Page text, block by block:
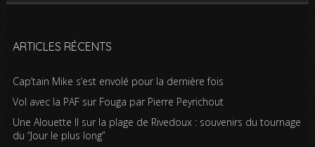
ARTICLES RÉCENTS
Cap’tain Mike s’est envolé pour la dernière fois
Vol avec la PAF sur Fouga par Pierre Peyrichout
Une Alouette II sur la plage de Rivedoux : souvenirs du tournage
du “Jour le plus long”